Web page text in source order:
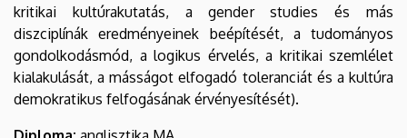
kritikai kultúrakutatás, a gender studies és más
diszciplínák eredményeinek beépítését, a tudományos
gondolkodásmód, a logikus érvelés, a kritikai szemlélet
kialakulását, a másságot elfogadó toleranciát és a kultúra
demokratikus felfogásának érvényesítését).